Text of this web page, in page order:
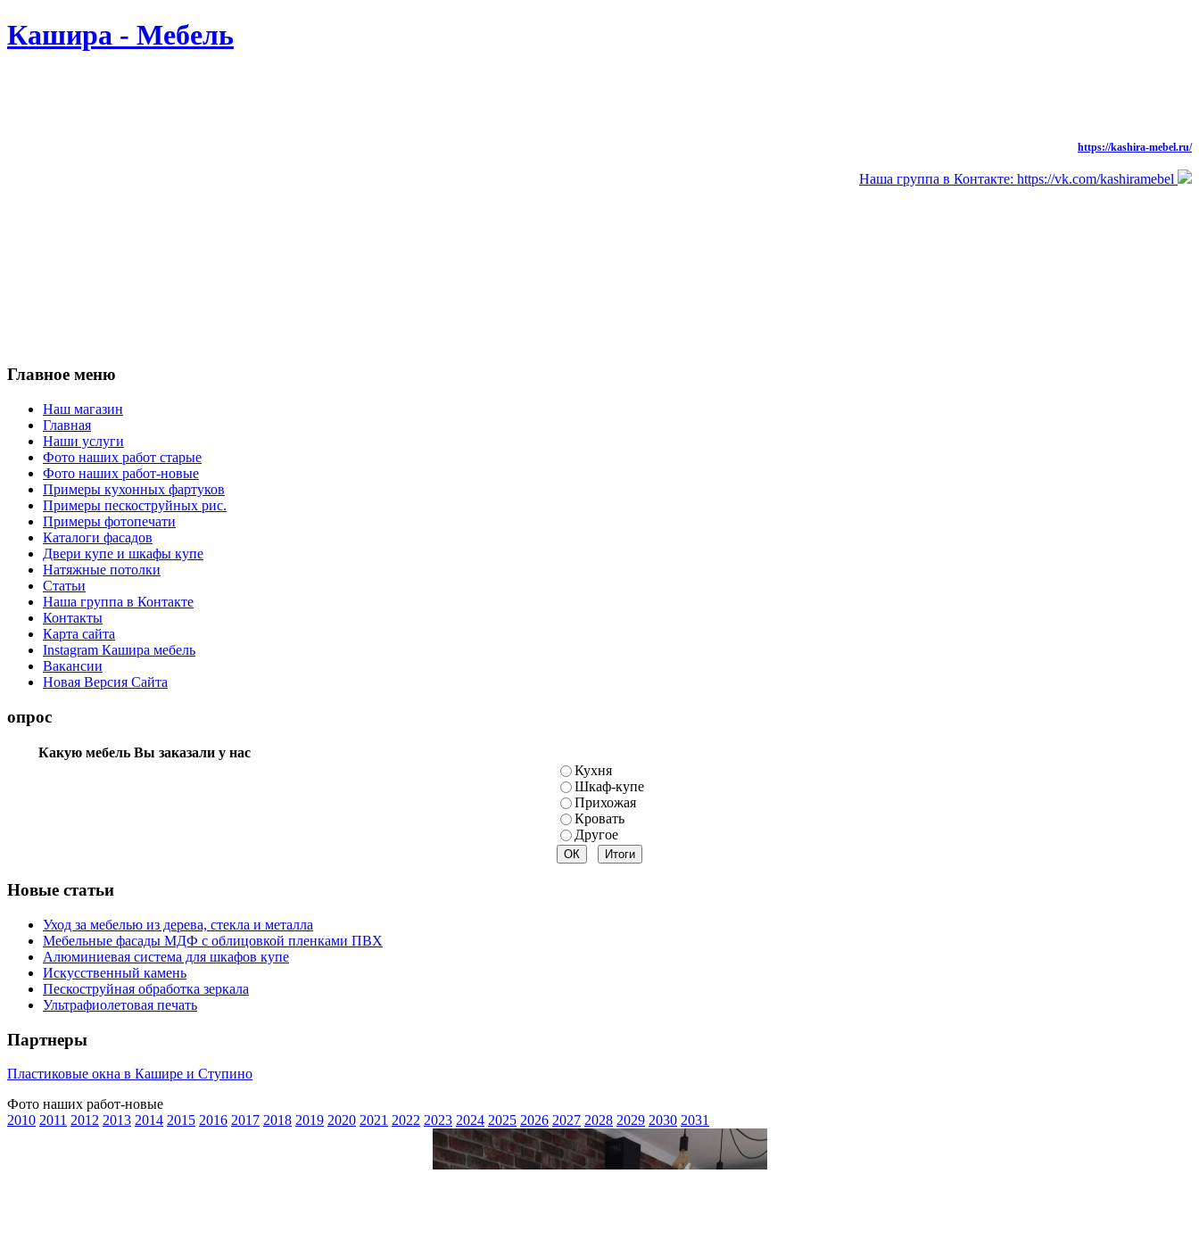
Кашира - Мебель
https://kashira-mebel.ru/
Наша группа в Контакте: https://vk.com/kashiramebel
Главное меню
Наш магазин
Главная
Наши услуги
Фото наших работ старые
Фото наших работ-новые
Примеры кухонных фартуков
Примеры пескоструйных рис.
Примеры фотопечати
Каталоги фасадов
Двери купе и шкафы купе
Натяжные потолки
Статьи
Наша группа в Контакте
Контакты
Карта сайта
Instagram Кашира мебель
Вакансии
Новая Версия Сайта
опрос
Какую мебель Вы заказали у нас
Кухня
Шкаф-купе
Прихожая
Кровать
Другое
Новые статьи
Уход за мебелью из дерева, стекла и металла
Мебельные фасады МДФ с облицовкой пленками ПВХ
Алюминиевая система для шкафов купе
Искусственный камень
Пескоструйная обработка зеркала
Ультрафиолетовая печать
Партнеры
Пластиковые окна в Кашире и Ступино
Фото наших работ-новые
2010 2011 2012 2013 2014 2015 2016 2017 2018 2019 2020 2021 2022 2023 2024 2025 2026 2027 2028 2029 2030 2031